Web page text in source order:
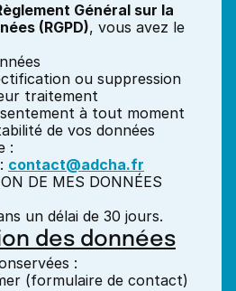
Général sur la
(RGPD), vous avez le
ou suppression
traitement
à tout moment
de vos données
:
contact@adcha.fr
DE MES DONNÉES
un délai de 30 jours.
des données
:
(formulaire de contact)